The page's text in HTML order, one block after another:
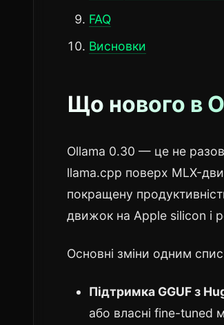
FAQ
Висновки
Що нового в
Ollama 0.30 — це не
llama.cpp поверх MLX-
покращену
движок на Apple silicon і
Основні зміни одним
Підтримка GGUF з
або власні fine-tuned